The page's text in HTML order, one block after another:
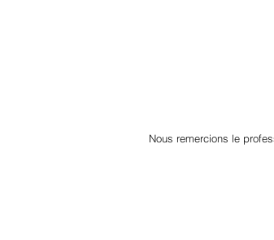
Nous remercions le